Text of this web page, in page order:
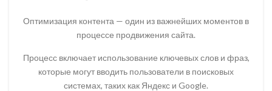
Оптимизация контента — один из важнейших моментов в
процессе продвижения сайта.
Процесс включает использование ключевых слов и фраз,
которые могут вводить пользователи в поисковых
системах, таких как Яндекс и Google.